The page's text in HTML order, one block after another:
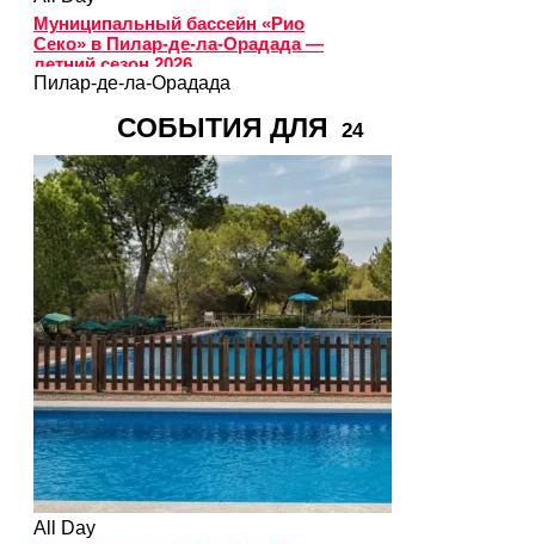
Муниципальный бассейн «Рио
Секо» в Пилар-де-ла-Орадада —
летний сезон 2026
Пилар-де-ла-Орадада
СОБЫТИЯ ДЛЯ 24
All Day